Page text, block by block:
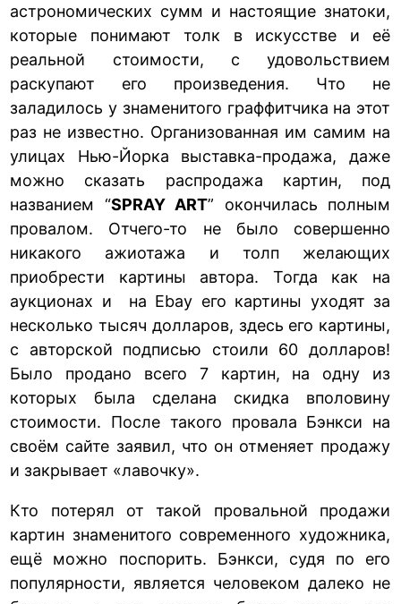
астрономических сумм и настоящие знатоки,
которые понимают толк в искусстве и её
реальной стоимости, с удовольствием
раскупают его произведения. Что не
заладилось у знаменитого граффитчика на этот
раз не известно. Организованная им самим на
улицах Нью-Йорка выставка-продажа, даже
можно сказать распродажа картин, под
названием “SPRAY ART” окончилась полным
провалом. Отчего-то не было совершенно
никакого ажиотажа и толп желающих
приобрести картины автора. Тогда как на
аукционах и на Ebay его картины уходят за
несколько тысяч долларов, здесь его картины,
с авторской подписью стоили 60 долларов!
Было продано всего 7 картин, на одну из
которых была сделана скидка вполовину
стоимости. После такого провала Бэнкси на
своём сайте заявил, что он отменяет продажу
и закрывает «лавочку».
Кто потерял от такой провальной продажи
картин знаменитого современного художника,
ещё можно поспорить. Бэнкси, судя по его
популярности, является человеком далеко не